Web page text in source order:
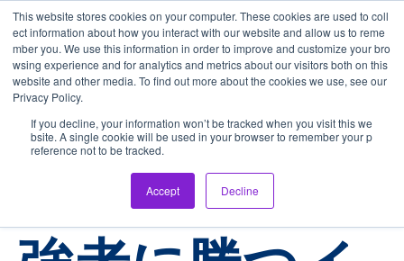
This website stores cookies on your computer. These cookies are used to coll
ect information about how you interact with our website and allow us to reme
mber you. We use this information in order to improve and customize your bro
wsing experience and for analytics and metrics about our visitors both on this
website and other media. To find out more about the cookies we use, see our
Privacy Policy.
If you decline, your information won’t be tracked when you visit this we
bsite. A single cookie will be used in your browser to remember your p
reference not to be tracked.
Accept Decline
FC加盟店 フランチャイズ
経済的弱者が